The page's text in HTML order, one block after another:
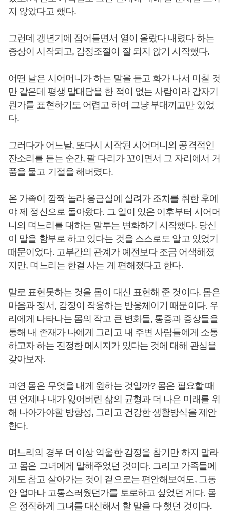
지 않았다고 했다.
그런데 갱년기에 접어들면서 열이 올랐다 내렸다 하는
증상이 시작되고, 감정조절이 잘 되지 않기 시작했다.
어떤 날은 시어머니가 하는 말을 듣고 화가 나서 미칠 것
만 같은데 평생 말대답을 한 적이 없는 사람이라 갑자기
뭔가를 표현하기도 어렵고 하여 그냥 부대끼고만 있었
다.
그러다가 어느날, 또다시 시작된 시어머니의 공격적인
잔소리를 듣는 순간, 팔 다리가 꼬이면서 그 자리에서 거
품을 물고 기절을 해버렸다.
온 가족이 깜짝 놀라 응급실에 실려가 조치를 취한 후에
야 제 정신으로 돌아왔다. 그 일이 있은 이후부터 시어머
니의 며느리를 대하는 말투는 변화하기 시작했다. 당신
이 말을 함부로 하고 있다는 것을 스스로도 알고 있었기
때문이었다. 고부간의 관계가 예전보다 조금 어색해졌
지만, 며느리는 한결 사는 게 편해졌다고 한다.
말로 표현못하는 것을 몸이 대신 표현해 준 것이다. 몸은
마음과 정서, 감정이 작용하는 반응체이기 때문이다. 우
리에게 나타나는 몸의 작고 큰 변화들, 통증과 증상들을
통해 내 존재가 나에게 그리고 내 주변 사람들에게 소통
하고자 하는 진정한 메시지가 있다는 것에 대해 관심을
갖아보자.
과연 몸은 무엇을 내게 원하는 것일까? 몸은 필요할 때
면 언제나 내가 잃어버린 삶의 균형과 더 나은 미래를 위
해 나아가야할 방향성, 그리고 건강한 생활방식을 제안
한다.
며느리의 경우 더 이상 억울한 감정을 참기만 하지 말라
고 몸은 그녀에게 말해주었던 것이다. 그리고 가족들에
게도 참고 살아가는 것이 겉으로는 편안해보여도, 그동
안 얼마나 고통스러웠던가를 토로하고 싶었던 게다. 몸
은 정직하게 그녀를 대신해서 할 말을 다 했던 것이다.